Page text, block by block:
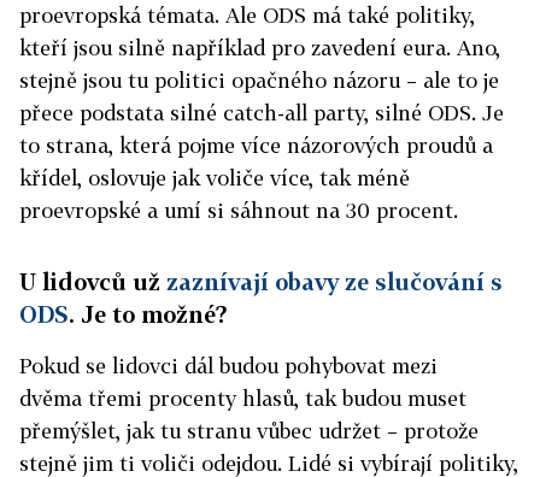
proevropská témata. Ale ODS má také politiky,
kteří jsou silně například pro zavedení eura. Ano,
stejně jsou tu politici opačného názoru – ale to je
přece podstata silné catch-all party, silné ODS. Je
to strana, která pojme více názorových proudů a
křídel, oslovuje jak voliče více, tak méně
proevropské a umí si sáhnout na 30 procent.
U lidovců už zaznívají obavy ze slučování s
ODS. Je to možné?
Pokud se lidovci dál budou pohybovat mezi
dvěma třemi procenty hlasů, tak budou muset
přemýšlet, jak tu stranu vůbec udržet – protože
stejně jim ti voliči odejdou. Lidé si vybírají politiky,